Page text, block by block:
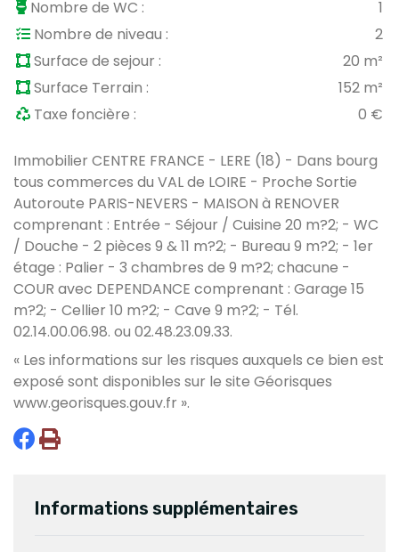
Nombre de WC :
1
Nombre de niveau :
2
Surface de sejour :
20 m²
Surface Terrain :
152 m²
Taxe foncière :
0 €
Immobilier CENTRE FRANCE - LERE (18) - Dans bourg
tous commerces du VAL de LOIRE - Proche Sortie
Autoroute PARIS-NEVERS - MAISON à RENOVER
comprenant : Entrée - Séjour / Cuisine 20 m?2; - WC
/ Douche - 2 pièces 9 & 11 m?2; - Bureau 9 m?2; - 1er
étage : Palier - 3 chambres de 9 m?2; chacune -
COUR avec DEPENDANCE comprenant : Garage 15
m?2; - Cellier 10 m?2; - Cave 9 m?2; - Tél.
02.14.00.06.98. ou 02.48.23.09.33.
« Les informations sur les risques auxquels ce bien est
exposé sont disponibles sur le site Géorisques
www.georisques.gouv.fr ».
Informations supplémentaires